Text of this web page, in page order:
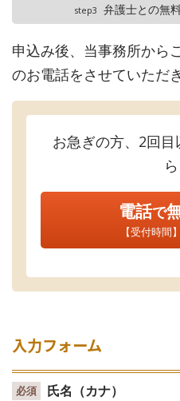
step3 弁護士との無
申込み後、当事務所から
のお電話をさせていただ
お急ぎの方、2回
ら
電話で
【受付時間
入力フォーム
必須 氏名（カナ）